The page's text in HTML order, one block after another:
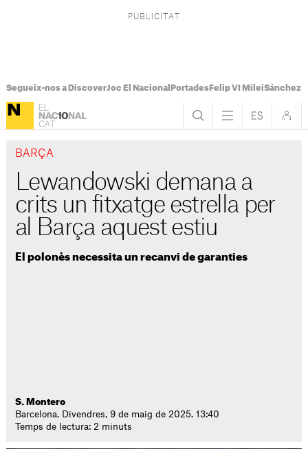
Segueix-nos a DiscoverJoc El Nacional PortadesFelip VI MileiSánchez
BARÇA
Lewandowski demana a
crits un fitxatge estrella per
al Barça aquest estiu
El polonès necessita un recanvi de garanties
S. Montero
Barcelona. Divendres, 9 de maig de 2025. 13:40
Temps de lectura: 2 minuts